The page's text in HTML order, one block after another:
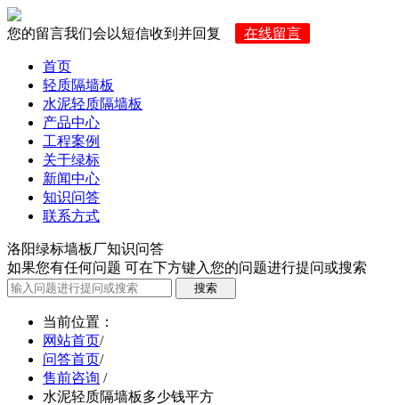
您的留言我们会以短信收到并回复 在线留言
首页
轻质隔墙板
水泥轻质隔墙板
产品中心
工程案例
关于绿标
新闻中心
知识问答
联系方式
洛阳绿标墙板厂知识问答
如果您有任何问题 可在下方键入您的问题进行提问或搜索
当前位置 ：
网站首页/
问答首页/
售前咨询 /
水泥轻质隔墙板多少钱平方